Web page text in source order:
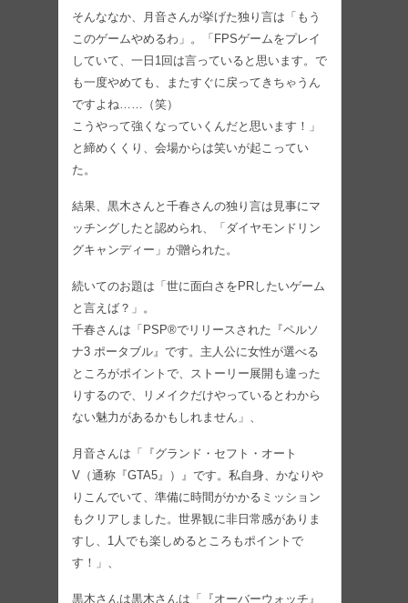
そんななか、月音さんが挙げた独り言は「もう
このゲームやめるわ」。「FPSゲームをプレイ
していて、一日1回は言っていると思います。で
も一度やめても、またすぐに戻ってきちゃうん
ですよね……（笑）
こうやって強くなっていくんだと思います！」
と締めくくり、会場からは笑いが起こってい
た。
結果、黒木さんと千春さんの独り言は見事にマ
ッチングしたと認められ、「ダイヤモンドリン
グキャンディー」が贈られた。
続いてのお題は「世に面白さをPRしたいゲーム
と言えば？」。
千春さんは「PSP®でリリースされた『ペルソ
ナ3 ポータブル』です。主人公に女性が選べる
ところがポイントで、ストーリー展開も違った
りするので、リメイクだけやっているとわから
ない魅力があるかもしれません」、
月音さんは「『グランド・セフト・オート
V（通称『GTA5』）』です。私自身、かなりや
りこんでいて、準備に時間がかかるミッション
もクリアしました。世界観に非日常感がありま
すし、1人でも楽しめるところもポイントで
す！」、
黒木さんは黒木さんは「『オーバーウォッチ』